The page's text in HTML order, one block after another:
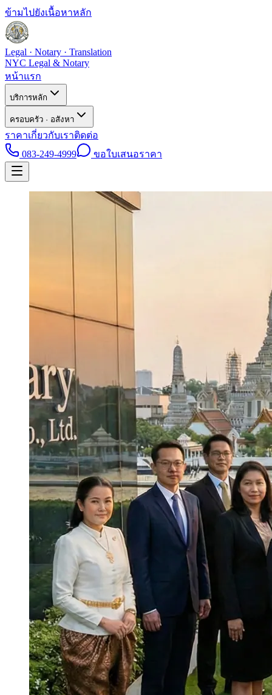
ข้ามไปยังเนื้อหาหลัก
Legal · Notary · Translation
NYC Legal & Notary
หน้าแรก
บริการหลัก
ครอบครัว · อสังหา
ราคาเกี่ยวกับเราติดต่อ
083-249-4999
ขอใบเสนอราคา